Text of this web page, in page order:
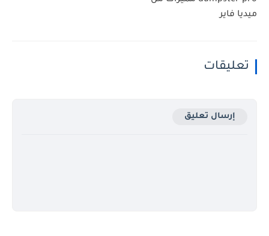
ميديا فاير
تعليقات
إرسال تعليق